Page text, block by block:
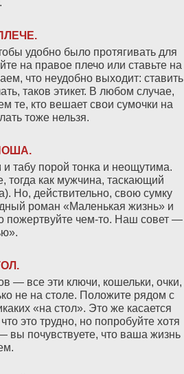
удобно было протягивать для
на правое плечо или ставьте на
что неудобно выходит: ставить
таков этикет. В любом случае,
те, кто вешает свои сумочки на
тоже нельзя.
табу порой тонка и неощутима.
как мужчина, таскающий
Но, действительно, свою сумку
роман «Маленькая жизнь» и
пожертвуйте чем-то. Наш совет —
— все эти ключи, кошельки, очки,
не на столе. Положите рядом с
«на стол». Это же касается
это трудно, но попробуйте хотя
вы почувствуете, что ваша жизнь